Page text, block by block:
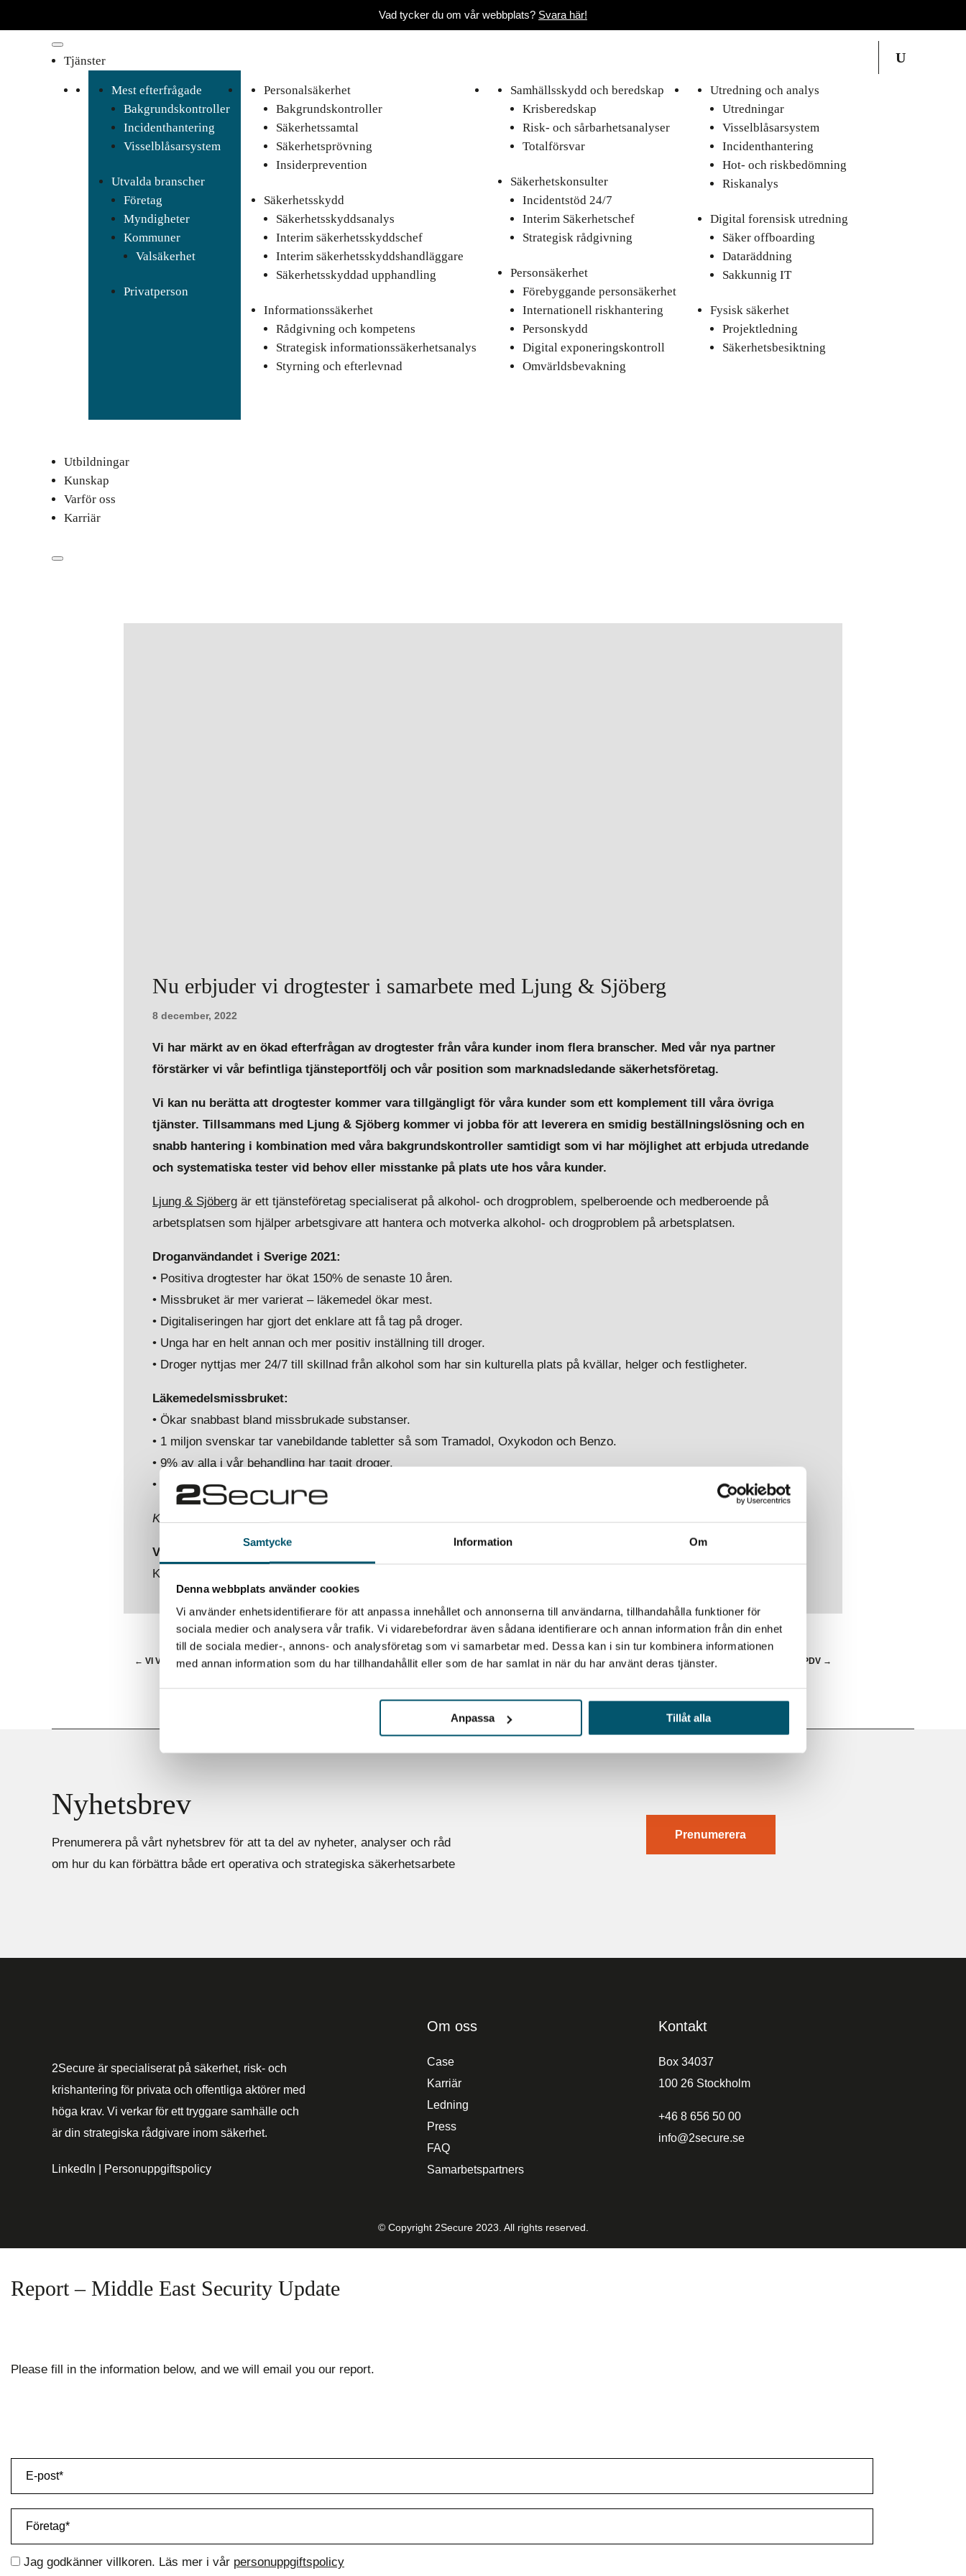
Samtycke Information Om
Denna webbplats använder cookies
Vi använder enhetsidentifierare för att anpassa innehållet och annonserna till användarna, tillhandahålla funktioner för
sociala medier och analysera vår trafik. Vi vidarebefordrar även sådana identifierare och annan information från din enhet
till de sociala medier-, annons- och analysföretag som vi samarbetar med. Dessa kan i sin tur kombinera informationen
med annan information som du har tillhandahållit eller som de har samlat in när du har använt deras tjänster.
Anpassa Tillåt alla
Vad tycker du om vår webbplats? Svara här!
Tjänster
Mest efterfrågade
Bakgrundskontroller
Incidenthantering
Visselblåsarsystem
Utvalda branscher
Företag
Myndigheter
Kommuner
Valsäkerhet
Privatperson
Personalsäkerhet
Bakgrundskontroller
Säkerhetssamtal
Säkerhetsprövning
Insiderprevention
Säkerhetsskydd
Säkerhetsskyddsanalys
Interim säkerhetsskyddschef
Interim säkerhetsskyddshandläggare
Säkerhetsskyddad upphandling
Informationssäkerhet
Rådgivning och kompetens
Strategisk informationssäkerhetsanalys
Styrning och efterlevnad
Samhällsskydd och beredskap
Krisberedskap
Risk- och sårbarhetsanalyser
Totalförsvar
Säkerhetskonsulter
Incidentstöd 24/7
Interim Säkerhetschef
Strategisk rådgivning
Personsäkerhet
Förebyggande personsäkerhet
Internationell riskhantering
Personskydd
Digital exponeringskontroll
Omvärldsbevakning
Utredning och analys
Utredningar
Visselblåsarsystem
Incidenthantering
Hot- och riskbedömning
Riskanalys
Digital forensisk utredning
Säker offboarding
Dataräddning
Sakkunnig IT
Fysisk säkerhet
Projektledning
Säkerhetsbesiktning
Utbildningar
Kunskap
Varför oss
Karriär
Nu erbjuder vi drogtester i samarbete med Ljung & Sjöberg
8 december, 2022
Vi har märkt av en ökad efterfrågan av drogtester från våra kunder inom flera branscher. Med vår nya partner
förstärker vi vår befintliga tjänsteportfölj och vår position som marknadsledande säkerhetsföretag.
Vi kan nu berätta att drogtester kommer vara tillgängligt för våra kunder som ett komplement till våra övriga
tjänster. Tillsammans med Ljung & Sjöberg kommer vi jobba för att leverera en smidig beställningslösning och en
snabb hantering i kombination med våra bakgrundskontroller samtidigt som vi har möjlighet att erbjuda utredande
och systematiska tester vid behov eller misstanke på plats ute hos våra kunder.
Ljung & Sjöberg är ett tjänsteföretag specialiserat på alkohol- och drogproblem, spelberoende och medberoende på
arbetsplatsen som hjälper arbetsgivare att hantera och motverka alkohol- och drogproblem på arbetsplatsen.
Droganvändandet i Sverige 2021:
• Positiva drogtester har ökat 150% de senaste 10 åren.
• Missbruket är mer varierat – läkemedel ökar mest.
• Digitaliseringen har gjort det enklare att få tag på droger.
• Unga har en helt annan och mer positiv inställning till droger.
• Droger nyttjas mer 24/7 till skillnad från alkohol som har sin kulturella plats på kvällar, helger och festligheter.
Läkemedelsmissbruket:
• Ökar snabbast bland missbrukade substanser.
• 1 miljon svenskar tar vanebildande tabletter så som Tramadol, Oxykodon och Benzo.
• 9% av alla i vår behandling har tagit droger.
• Det förekommer överförskrivning av läkemedel i Sverige.
Källa:
Vill du veta mer om våra olika drogtester?
Kontakta
← VI VÄLKOMNAR VÅR NYA MEDARBETARE ERIK BAUMGARDT VI HAR UTBILDAT FLER ÄN 15000 PERSONER I PDV →
Nyhetsbrev
Prenumerera på vårt nyhetsbrev för att ta del av nyheter, analyser och råd
om hur du kan förbättra både ert operativa och strategiska säkerhetsarbete
Prenumerera
2Secure är specialiserat på säkerhet, risk- och
krishantering för privata och offentliga aktörer med
höga krav. Vi verkar för ett tryggare samhälle och
är din strategiska rådgivare inom säkerhet.
LinkedIn Personuppgiftspolicy
Om oss
Case
Karriär
Ledning
Press
FAQ
Samarbetspartners
Kontakt
Box 34037
100 26 Stockholm
+46 8 656 50 00
info@2secure.se
© Copyright 2Secure 2023. All rights reserved.
Report – Middle East Security Update
Please fill in the information below, and we will email you our report.
Jag godkänner villkoren. Läs mer i vår personuppgiftspolicy